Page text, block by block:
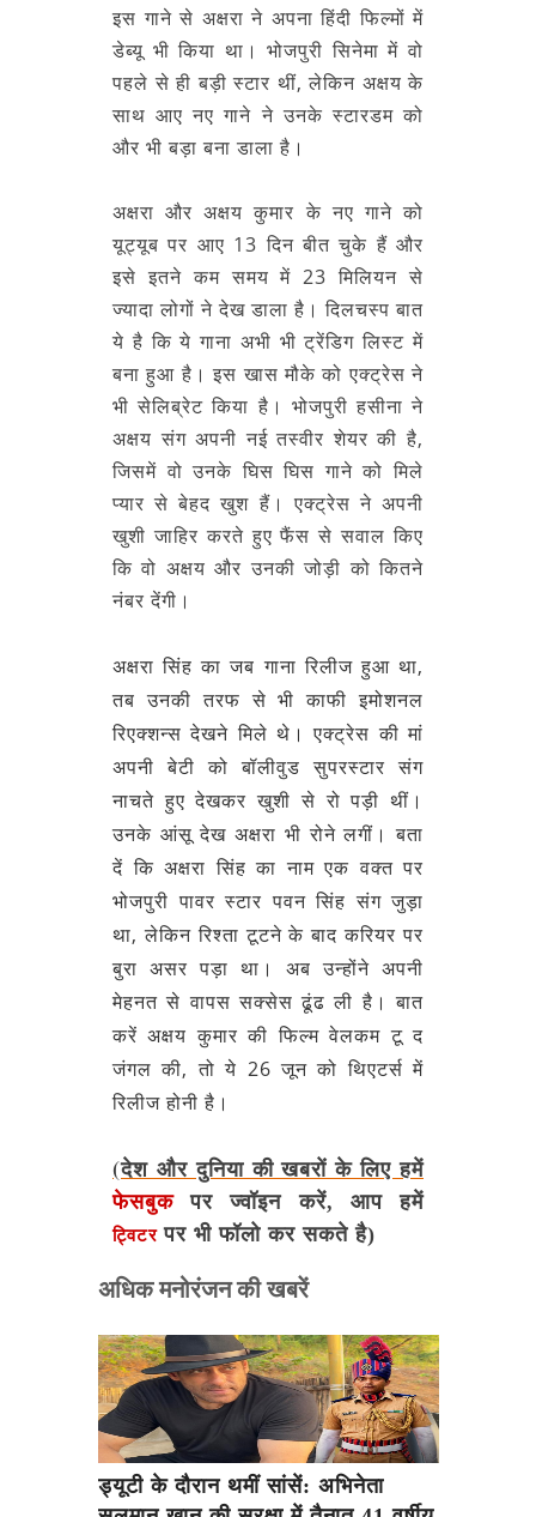
इस गाने से अक्षरा ने अपना हिंदी फिल्मों में
डेब्यू भी किया था। भोजपुरी सिनेमा में वो
पहले से ही बड़ी स्टार थीं, लेकिन अक्षय के
साथ आए नए गाने ने उनके स्टारडम को
और भी बड़ा बना डाला है।
अक्षरा और अक्षय कुमार के नए गाने को
यूट्यूब पर आए 13 दिन बीत चुके हैं और
इसे इतने कम समय में 23 मिलियन से
ज्यादा लोगों ने देख डाला है। दिलचस्प बात
ये है कि ये गाना अभी भी ट्रेंडिग लिस्ट में
बना हुआ है। इस खास मौके को एक्ट्रेस ने
भी सेलिब्रेट किया है। भोजपुरी हसीना ने
अक्षय संग अपनी नई तस्वीर शेयर की है,
जिसमें वो उनके घिस घिस गाने को मिले
प्यार से बेहद खुश हैं। एक्ट्रेस ने अपनी
खुशी जाहिर करते हुए फैंस से सवाल किए
कि वो अक्षय और उनकी जोड़ी को कितने
नंबर देंगी।
अक्षरा सिंह का जब गाना रिलीज हुआ था,
तब उनकी तरफ से भी काफी इमोशनल
रिएक्शन्स देखने मिले थे। एक्ट्रेस की मां
अपनी बेटी को बॉलीवुड सुपरस्टार संग
नाचते हुए देखकर खुशी से रो पड़ी थीं।
उनके आंसू देख अक्षरा भी रोने लगीं। बता
दें कि अक्षरा सिंह का नाम एक वक्त पर
भोजपुरी पावर स्टार पवन सिंह संग जुड़ा
था, लेकिन रिश्ता टूटने के बाद करियर पर
बुरा असर पड़ा था। अब उन्होंने अपनी
मेहनत से वापस सक्सेस ढूंढ ली है। बात
करें अक्षय कुमार की फिल्म वेलकम टू द
जंगल की, तो ये 26 जून को थिएटर्स में
रिलीज होनी है।
(देश और दुनिया की खबरों के लिए हमें
फेसबुकपर ज्वॉइन करें, आप हमें
ट्विटर पर भी फॉलो कर सकते है)
अधिक मनोरंजन की खबरें
ड्यूटी के दौरान थमीं सांसें: अभिनेता